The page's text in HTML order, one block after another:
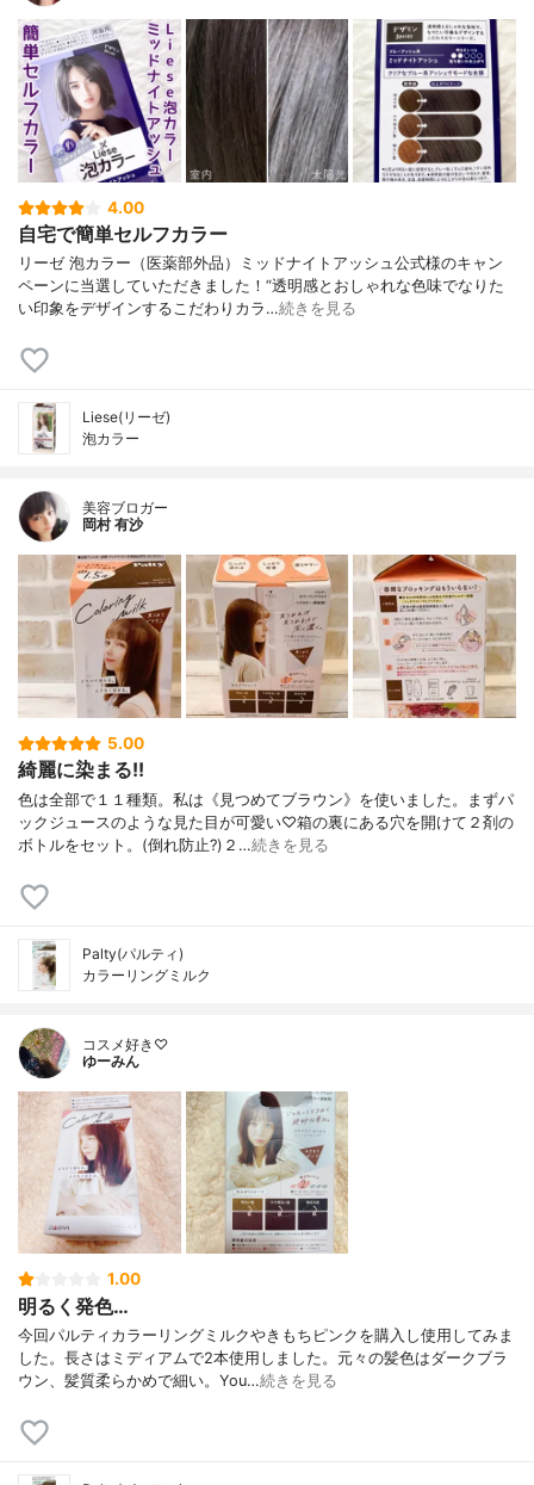
4.00
自宅で簡単セルフカラー
リーゼ 泡カラー（医薬部外品）ミッドナイトアッシュ公式様のキャン
ペーンに当選していただきました！“透明感とおしゃれな色味でなりた
い印象をデザインするこだわりカラ…続きを見る
Liese(リーゼ)
泡カラー
美容ブロガー
岡村 有沙
5.00
綺麗に染まる!!
色は全部で１１種類。私は《見つめてブラウン》を使いました。まずパ
ックジュースのような見た目が可愛い♡箱の裏にある穴を開けて２剤の
ボトルをセット。(倒れ防止?)２…続きを見る
Palty(パルティ)
カラーリングミルク
コスメ好き♡
ゆーみん
1.00
明るく発色…
今回パルティカラーリングミルクやきもちピンクを購入し使用してみま
した。長さはミディアムで2本使用しました。元々の髪色はダークブラ
ウン、髪質柔らかめで細い。You…続きを見る